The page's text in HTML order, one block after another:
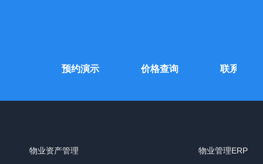
预约演示 价格查询 联系我们
物业资产管理
物业管理ERP